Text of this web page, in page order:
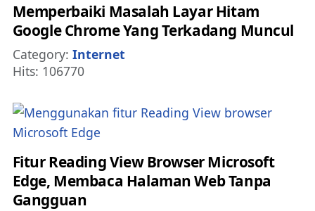
Memperbaiki Masalah Layar Hitam
Google Chrome Yang Terkadang Muncul
Details
Category: Internet
Hits: 106770
Fitur Reading View Browser Microsoft
Edge, Membaca Halaman Web Tanpa
Gangguan